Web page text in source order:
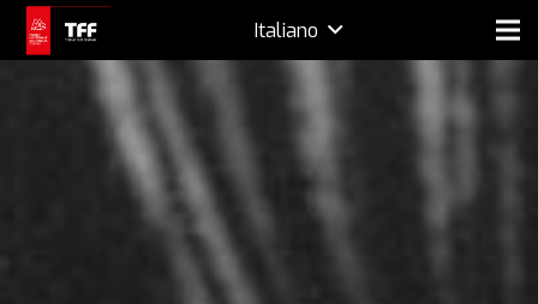
Italiano